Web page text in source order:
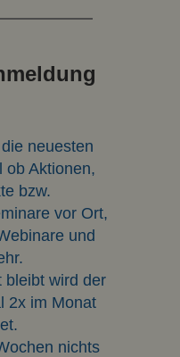
neuesten
ob Aktionen,
bzw.
vor Ort,
und
bleibt wird der
2x im Monat
nichts